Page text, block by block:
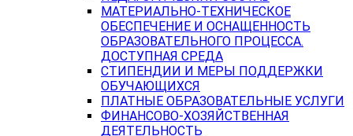
МАТЕРИАЛЬНО-ТЕХНИЧЕСКОЕ
ОБЕСПЕЧЕНИЕ И ОСНАЩЕННОСТЬ
ОБРАЗОВАТЕЛЬНОГО ПРОЦЕССА.
ДОСТУПНАЯ СРЕДА
СТИПЕНДИИ И МЕРЫ ПОДДЕРЖКИ
ОБУЧАЮЩИХСЯ
ПЛАТНЫЕ ОБРАЗОВАТЕЛЬНЫЕ УСЛУГИ
ФИНАНСОВО-ХОЗЯЙСТВЕННАЯ
ДЕЯТЕЛЬНОСТЬ